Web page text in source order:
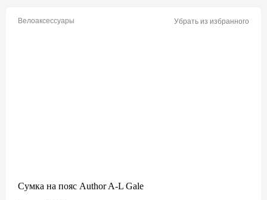
Велоаксессуары Убрать из избранного
Сумка на пояс Author A-L Gale